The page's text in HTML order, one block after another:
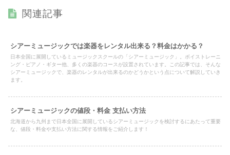
関連記事
シアーミュージックでは楽器をレンタル出来る？料金はかかる？
日本全国に展開しているミュージックスクールの「シアーミュージック」。ボイストレーニ
ング・ピアノ・ギター他、多くの楽器のコースが設置されています。この記事では、そんな
シアーミュージックで、楽器のレンタルが出来るのかどうかという点について解説していき
ます。
シアーミュージックの値段・料金 支払い方法
北海道から九州まで日本全国に展開しているシアーミュージックを検討するにあたって重要
な、値段・料金や支払い方法に関する情報をご紹介します！